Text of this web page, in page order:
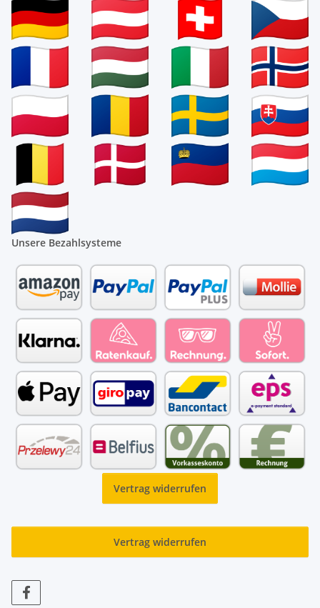
Unsere Bezahlsysteme
Vertrag widerrufen
Vertrag widerrufen